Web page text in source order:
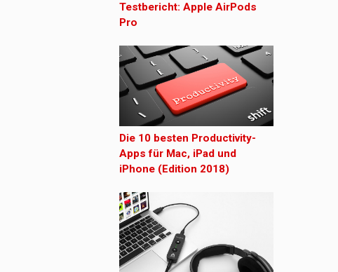
Testbericht: Apple AirPods
Pro
Die 10 besten Productivity-
Apps für Mac, iPad und
iPhone (Edition 2018)